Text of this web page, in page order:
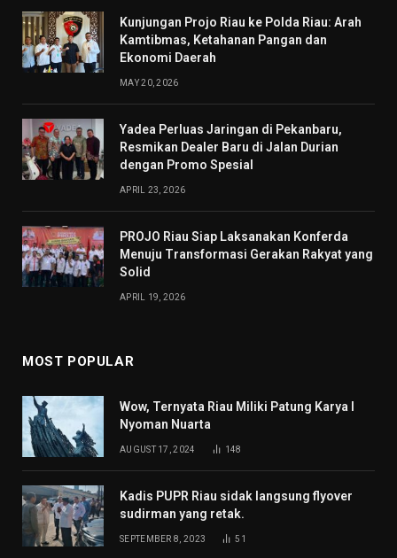
Kunjungan Projo Riau ke Polda Riau: Arah
Kamtibmas, Ketahanan Pangan dan
Ekonomi Daerah
MAY 20, 2026
Yadea Perluas Jaringan di Pekanbaru,
Resmikan Dealer Baru di Jalan Durian
dengan Promo Spesial
APRIL 23, 2026
PROJO Riau Siap Laksanakan Konferda
Menuju Transformasi Gerakan Rakyat yang
Solid
APRIL 19, 2026
MOST POPULAR
Wow, Ternyata Riau Miliki Patung Karya I
Nyoman Nuarta
AUGUST 17, 2024 148
Kadis PUPR Riau sidak langsung flyover
sudirman yang retak.
SEPTEMBER 8, 2023 51